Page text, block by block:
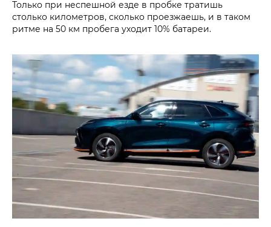
Только при неспешной езде в пробке тратишь
столько километров, сколько проезжаешь, и в таком
ритме на 50 км пробега уходит 10% батареи.